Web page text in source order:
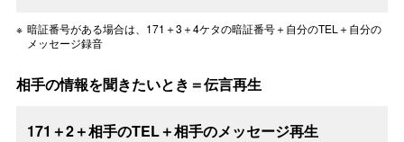
暗証番号がある場合は、171＋3＋4ケタの暗証番号＋自分のTEL＋自分の
メッセージ録音
相手の情報を聞きたいとき＝伝言再生
171＋2＋相手のTEL＋相手のメッセージ再生